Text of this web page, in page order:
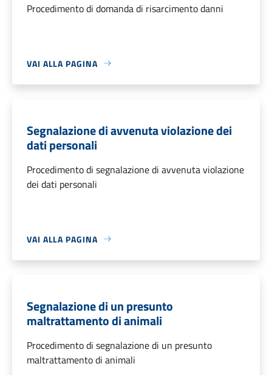
Procedimento di domanda di risarcimento danni
VAI ALLA PAGINA
Segnalazione di avvenuta violazione dei
dati personali
Procedimento di segnalazione di avvenuta violazione
dei dati personali
VAI ALLA PAGINA
Segnalazione di un presunto
maltrattamento di animali
Procedimento di segnalazione di un presunto
maltrattamento di animali